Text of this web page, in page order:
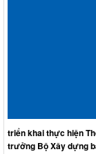
triển khai thực hiện
trưởng Bộ Xây dựng